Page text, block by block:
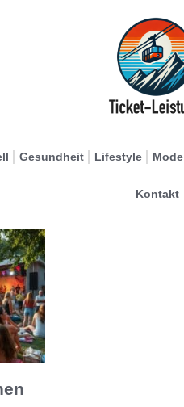
Gesundheit Lifestyle Mode
Kontakt